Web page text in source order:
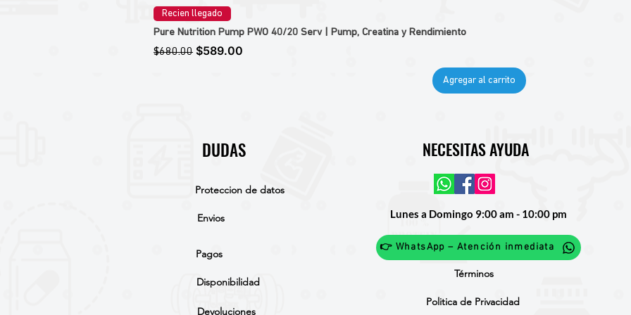
Recien llegado
Pure Nutrition Pump PWO 40/20 Serv | Pump, Creatina y Rendimiento
Precio
$680.00 Precio de oferta
$589.00
Agregar al carrito
DUDAS
Proteccion de datos
Envios
Pagos
Disponibilidad
Devoluciones
NECESITAS AYUDA
Lunes a Domingo 9:00 am - 10:00 pm
👉 WhatsApp – Atención inmediata
Términos
Politica de Privacidad